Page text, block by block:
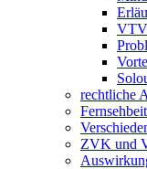
VTV
rechtliche
ZVK und